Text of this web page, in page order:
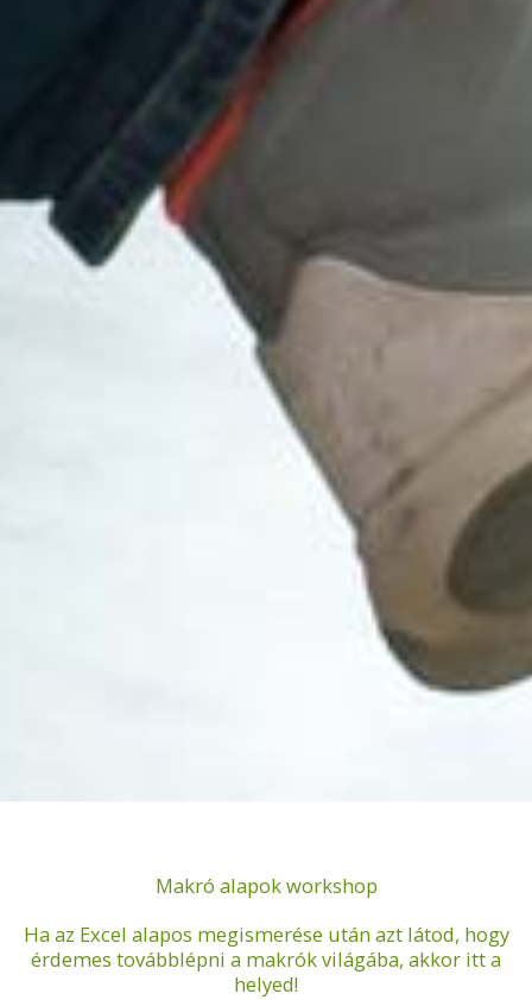
Makró alapok workshop
Ha az Excel alapos megismerése után azt látod, hogy
érdemes továbblépni a makrók világába, akkor itt a
helyed!